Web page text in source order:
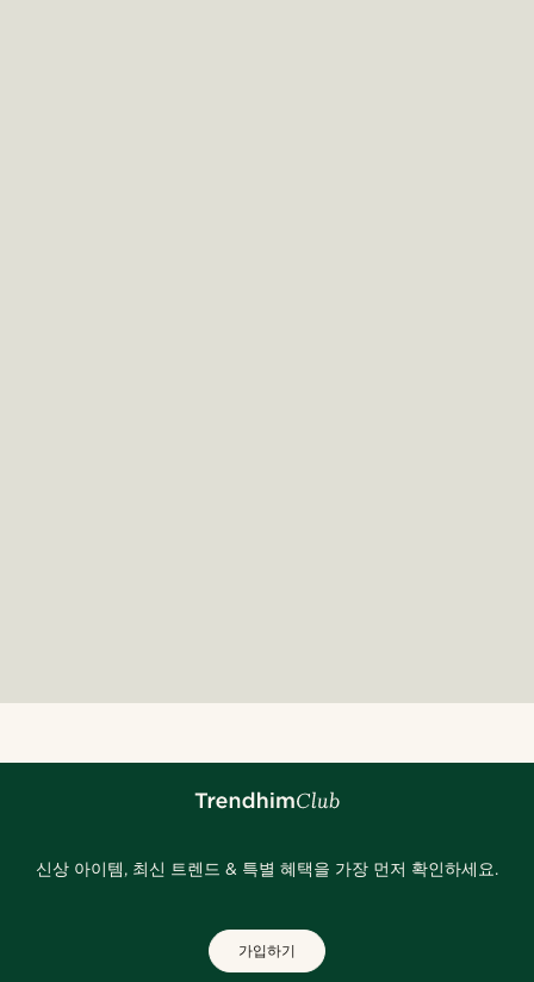
신상 아이템, 최신 트렌드 & 특별 혜택을 가장 먼저 확인하세요.
가입하기